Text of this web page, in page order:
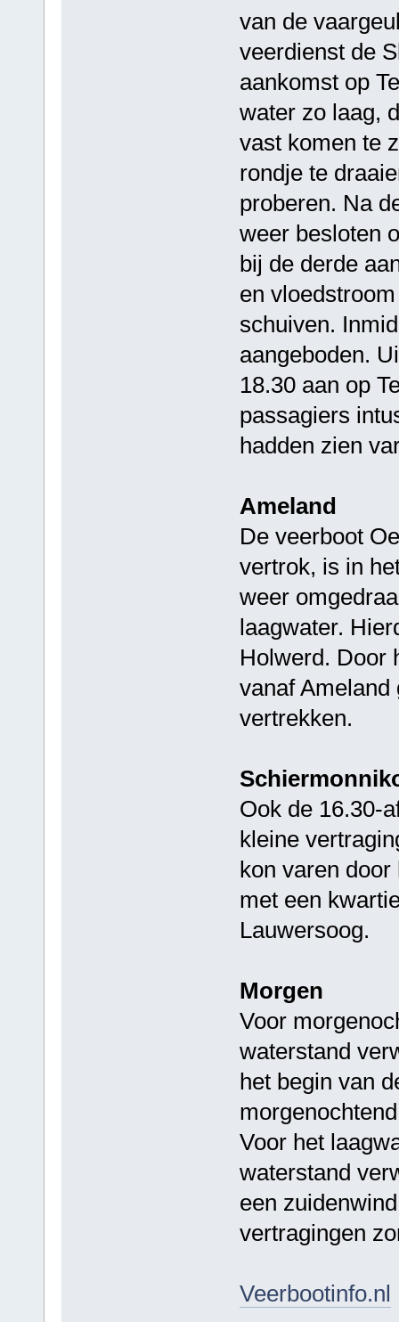
van de
veerdienst de
aankomst op
water zo laag,
vast komen te
rondje te
proberen. Na
weer besloten
bij de derde
en
schuiven.
aangeboden.
18.30 aan op
passagiers
hadden zien
Ameland
De veerboot
vertrok, is in
weer
laagwater.
Holwerd. Door
vanaf
vertrekken.
Ook de 16.30-
kleine
kon varen
met een
Lauwersoog.
Morgen
Voor
waterstand
het begin van
Voor het
waterstand
een
vertragingen
Veerbootinfo.nl